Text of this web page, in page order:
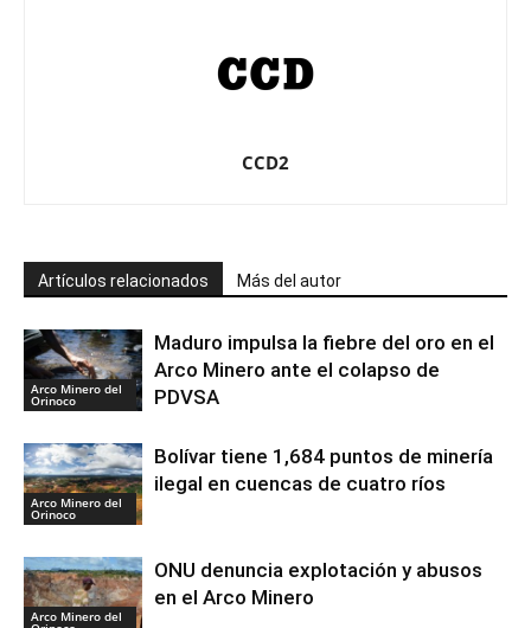
CCD2
Artículos relacionados Más del autor
Arco Minero del
Orinoco
Maduro impulsa la fiebre del oro en el
Arco Minero ante el colapso de
PDVSA
Arco Minero del
Orinoco
Bolívar tiene 1,684 puntos de minería
ilegal en cuencas de cuatro ríos
Arco Minero del
ONU denuncia explotación y abusos
en el Arco Minero